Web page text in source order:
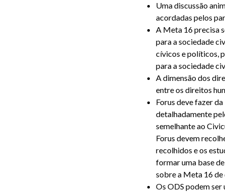
Uma discussão
acordadas pelos
A Meta 16 precisa
para a sociedade
cívicos e políticos,
para a sociedade
A dimensão dos
entre os direitos
Forus deve fazer
detalhadamente
semelhante ao
Forus devem
recolhidos e os
formar uma base
sobre a Meta 16 de
Os ODS podem ser